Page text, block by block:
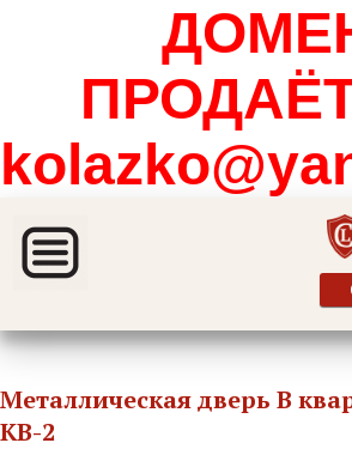
Металлическая дверь В
КВ-2